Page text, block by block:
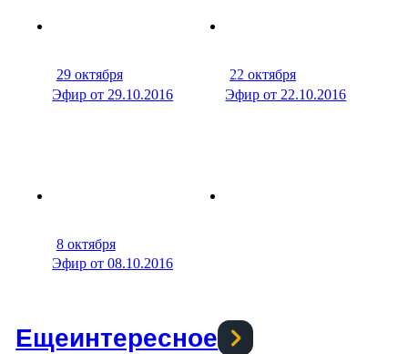
29 октября
38 мин
Эфир от 29.10.2016
22 октября
Эфир от 22.10.2016
8 октября
Эфир от 08.10.2016
Ещеинтересное